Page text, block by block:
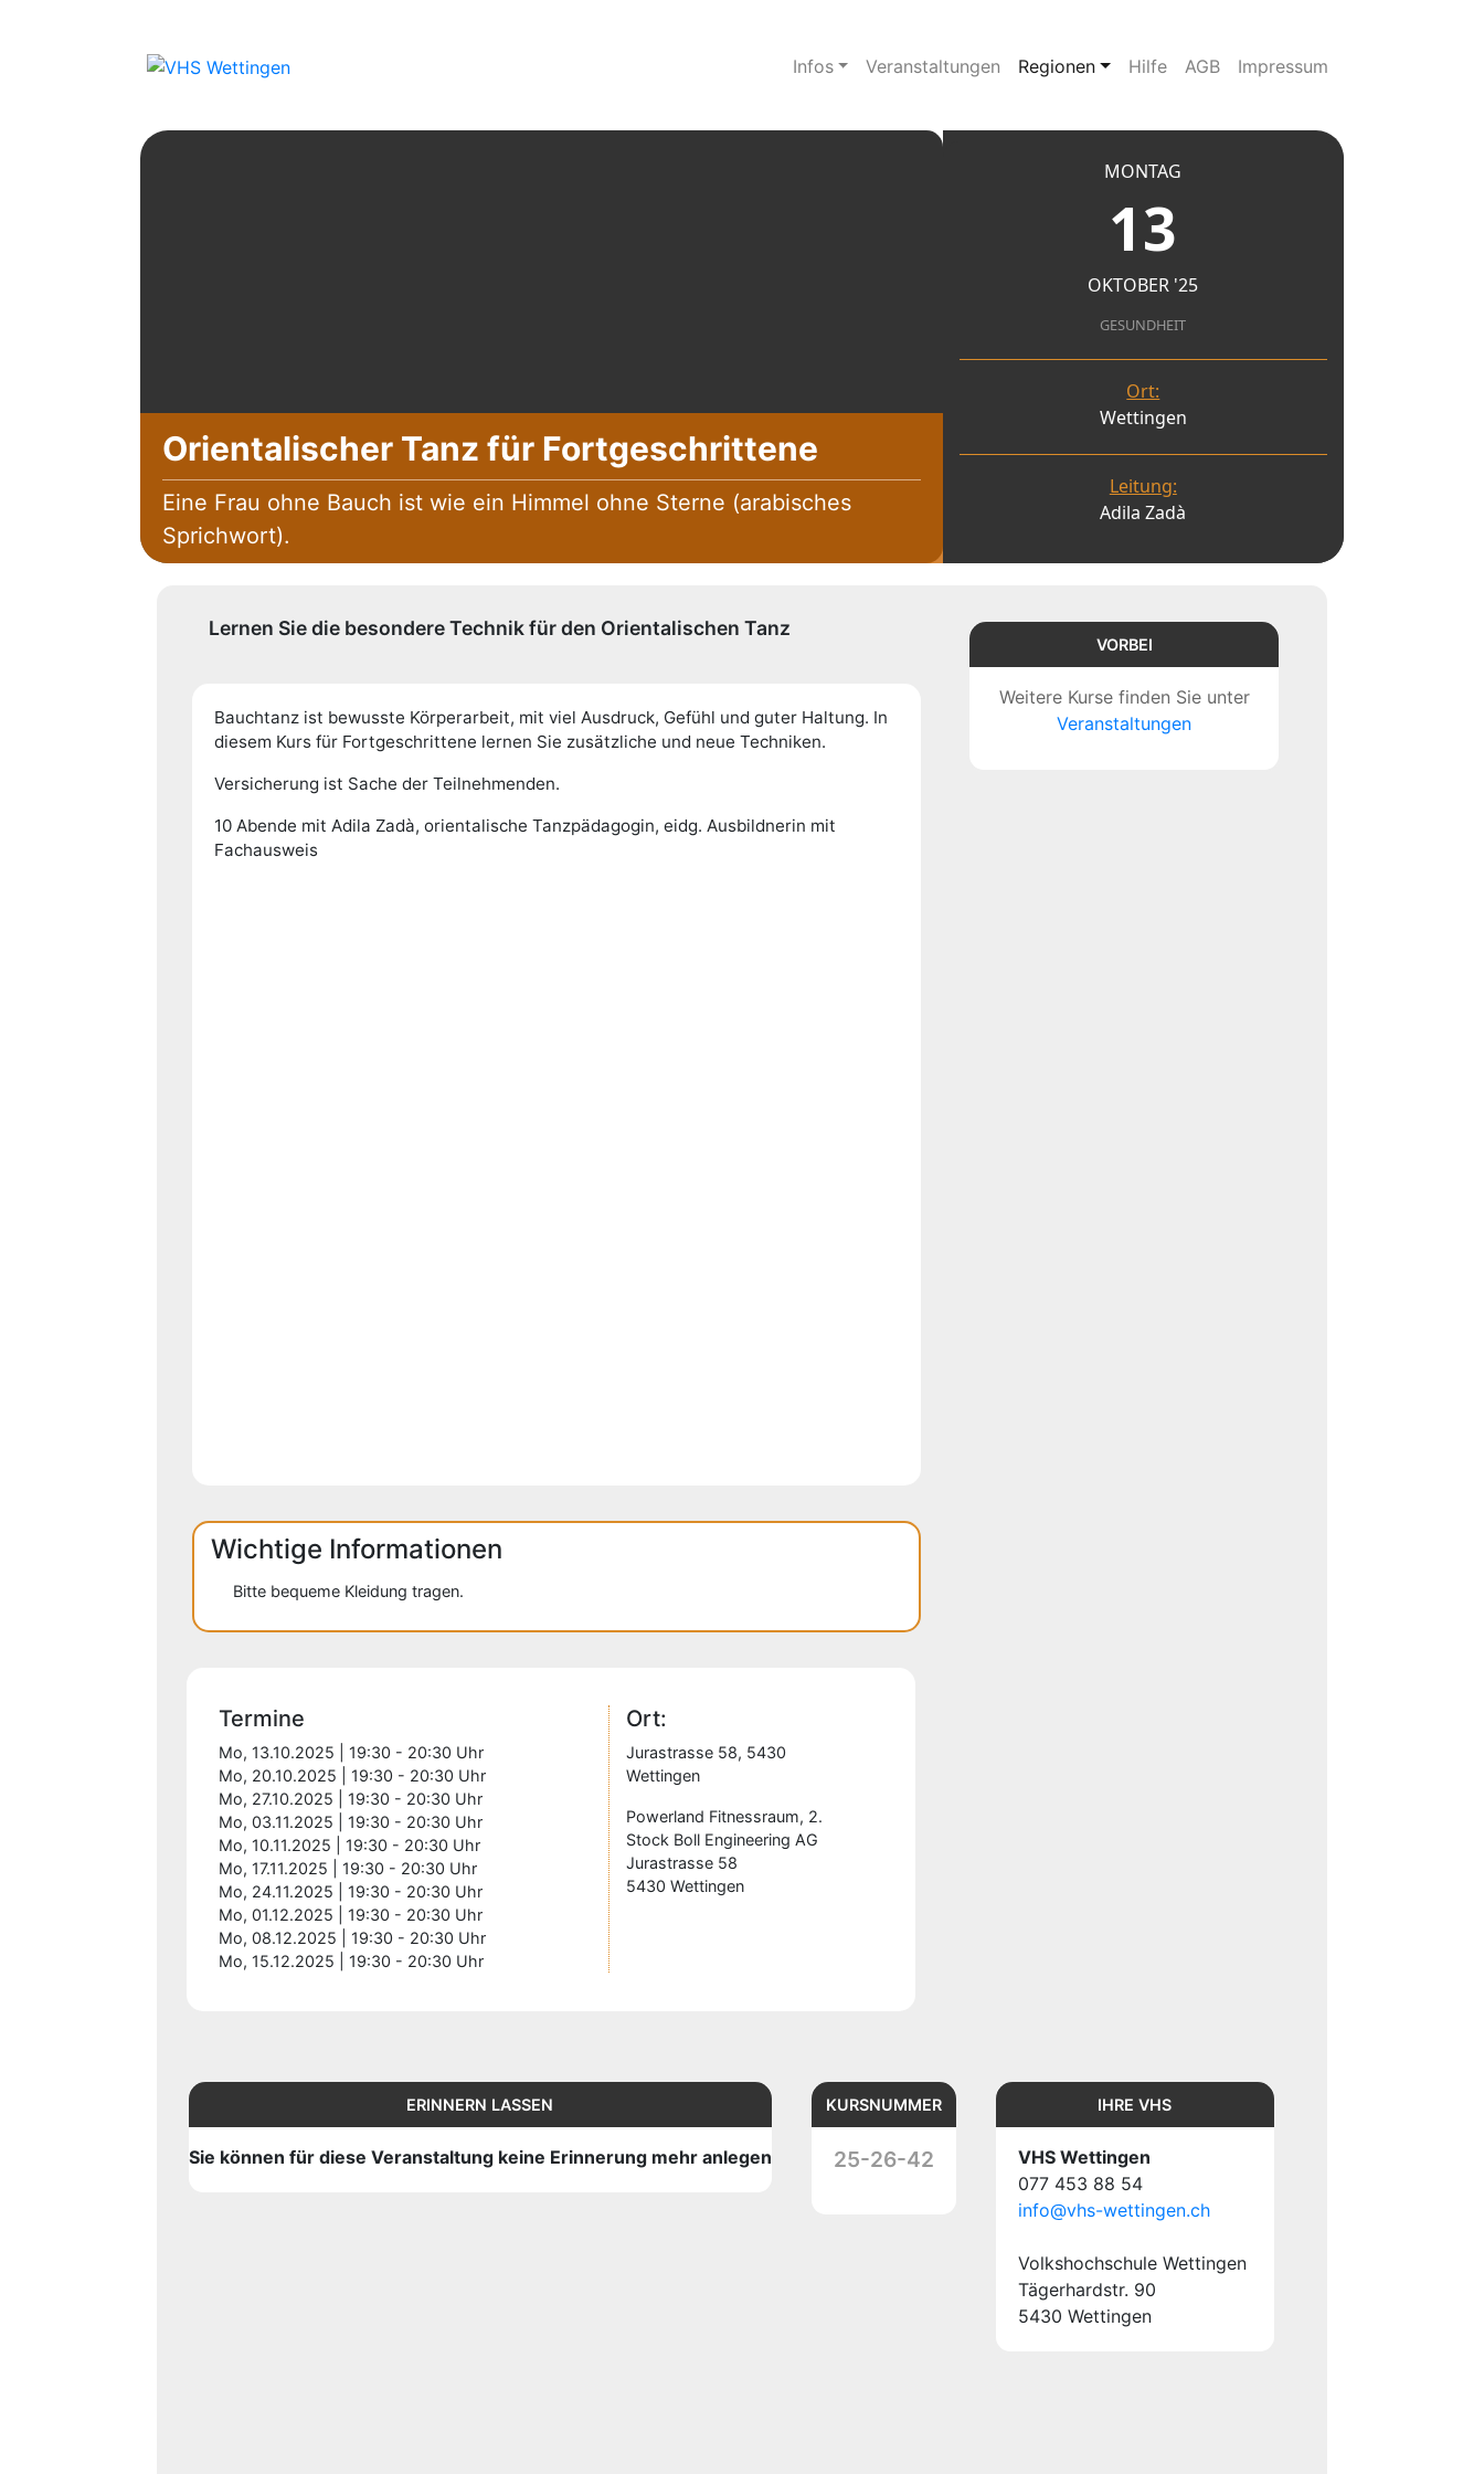
Infos Veranstaltungen Regionen Hilfe AGB Impressum
Orientalischer Tanz für Fortgeschrittene
Eine Frau ohne Bauch ist wie ein Himmel ohne Sterne (arabisches
Sprichwort).
MONTAG
13
OKTOBER '25
GESUNDHEIT
Ort:
Wettingen
Leitung:
Adila Zadà
Lernen Sie die besondere Technik für den Orientalischen Tanz
Bauchtanz ist bewusste Körperarbeit, mit viel Ausdruck, Gefühl und guter Haltung. In
diesem Kurs für Fortgeschrittene lernen Sie zusätzliche und neue Techniken.
Versicherung ist Sache der Teilnehmenden.
10 Abende mit Adila Zadà, orientalische Tanzpädagogin, eidg. Ausbildnerin mit
Fachausweis
Wichtige Informationen
Bitte bequeme Kleidung tragen.
Termine
Mo, 13.10.2025 | 19:30 - 20:30 Uhr
Mo, 20.10.2025 | 19:30 - 20:30 Uhr
Mo, 27.10.2025 | 19:30 - 20:30 Uhr
Mo, 03.11.2025 | 19:30 - 20:30 Uhr
Mo, 10.11.2025 | 19:30 - 20:30 Uhr
Mo, 17.11.2025 | 19:30 - 20:30 Uhr
Mo, 24.11.2025 | 19:30 - 20:30 Uhr
Mo, 01.12.2025 | 19:30 - 20:30 Uhr
Mo, 08.12.2025 | 19:30 - 20:30 Uhr
Mo, 15.12.2025 | 19:30 - 20:30 Uhr
Ort:
Jurastrasse 58, 5430
Wettingen
Powerland Fitnessraum, 2.
Stock Boll Engineering AG
Jurastrasse 58
5430 Wettingen
VORBEI
Weitere Kurse finden Sie unter
Veranstaltungen
ERINNERN LASSEN
Sie können für diese Veranstaltung keine Erinnerung mehr anlegen
KURSNUMMER
25-26-42
IHRE VHS
VHS Wettingen
077 453 88 54
info@vhs-wettingen.ch
Volkshochschule Wettingen
Tägerhardstr. 90
5430 Wettingen